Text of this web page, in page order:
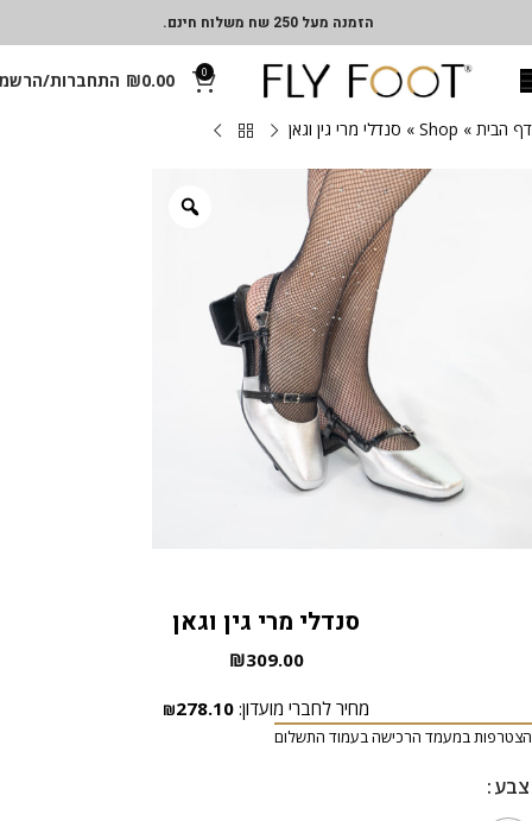
הזמנה מעל 250 שח משלוח חינם.
0
₪0.00 התחברות/
דף הבית »
Shop
» סנדלי מרי גין וגאן
סנדלי מרי גין וגאן
₪309.00
מחיר לחברי מועדון: ₪278.10
הצטרפות במעמד הרכישה בעמוד התשלום
צבע
צבע